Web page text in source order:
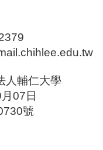
人輔仁大學
07日
號